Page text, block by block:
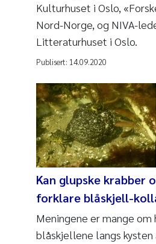
Kulturhuset i Oslo,
Nord-Norge, og NIVA-
Litteraturhuset i Oslo.
Publisert: 14.09.2020
Kan glupske krabber
forklare blåskjell-
Meningene er mange om
blåskjellene langs kysten